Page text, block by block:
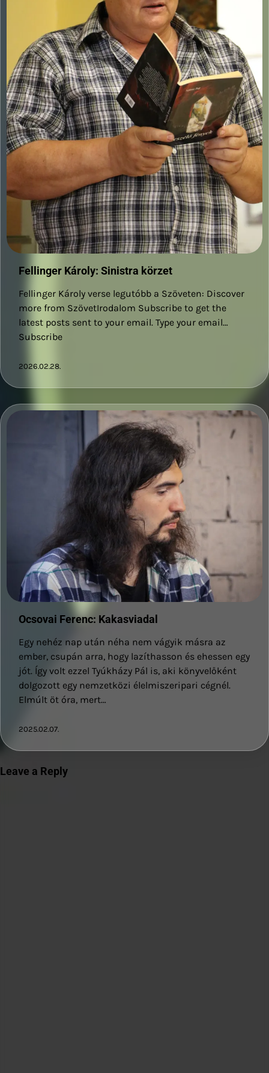
Fellinger Károly: Sinistra körzet
Fellinger Károly verse legutóbb a Szöveten: Discover
more from SzövetIrodalom Subscribe to get the
latest posts sent to your email. Type your email…
Subscribe
2026.02.28.
Ocsovai Ferenc: Kakasviadal
Egy nehéz nap után néha nem vágyik másra az
ember, csupán arra, hogy lazíthasson és ehessen egy
jót. Így volt ezzel Tyúkházy Pál is, aki könyvelőként
dolgozott egy nemzetközi élelmiszeripari cégnél.
Elmúlt öt óra, mert…
2025.02.07.
Leave a Reply